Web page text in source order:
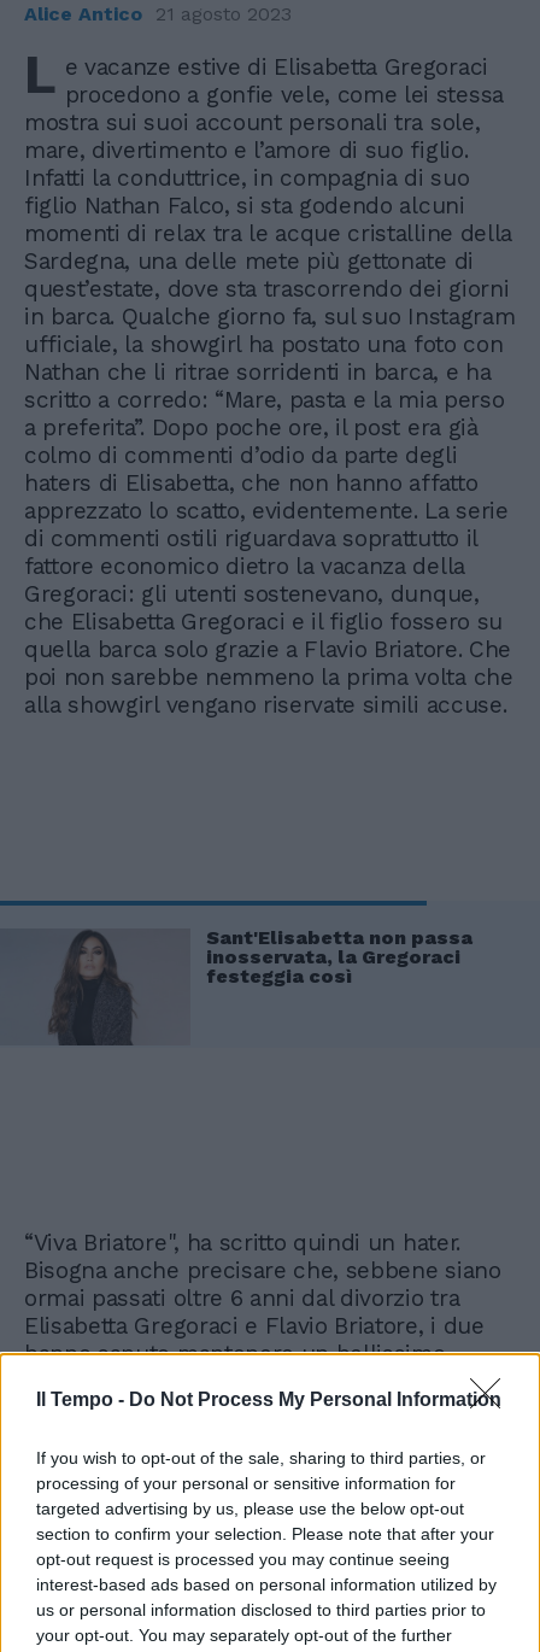
Il Tempo - Do Not Process My Personal Information
If you wish to opt-out of the sale, sharing to third parties, or
processing of your personal or sensitive information for
targeted advertising by us, please use the below opt-out
section to confirm your selection. Please note that after your
opt-out request is processed you may continue seeing
interest-based ads based on personal information utilized by
us or personal information disclosed to third parties prior to
your opt-out. You may separately opt-out of the further
Alice Antico 21 agosto 2023
L e vacanze estive di Elisabetta Gregoraci
procedono a gonfie vele, come lei stessa
mostra sui suoi account personali tra sole,
mare, divertimento e l’amore di suo figlio.
Infatti la conduttrice, in compagnia di suo
figlio Nathan Falco, si sta godendo alcuni
momenti di relax tra le acque cristalline della
Sardegna, una delle mete più gettonate di
quest’estate, dove sta trascorrendo dei giorni
in barca. Qualche giorno fa, sul suo Instagram
ufficiale, la showgirl ha postato una foto con
Nathan che li ritrae sorridenti in barca, e ha
scritto a corredo: “Mare, pasta e la mia perso
a preferita”. Dopo poche ore, il post era già
colmo di commenti d’odio da parte degli
haters di Elisabetta, che non hanno affatto
apprezzato lo scatto, evidentemente. La serie
di commenti ostili riguardava soprattutto il
fattore economico dietro la vacanza della
Gregoraci: gli utenti sostenevano, dunque,
che Elisabetta Gregoraci e il figlio fossero su
quella barca solo grazie a Flavio Briatore. Che
poi non sarebbe nemmeno la prima volta che
alla showgirl vengano riservate simili accuse.
Sant'Elisabetta non passa
inosservata, la Gregoraci
festeggia così
“Viva Briatore", ha scritto quindi un hater.
Bisogna anche precisare che, sebbene siano
ormai passati oltre 6 anni dal divorzio tra
Elisabetta Gregoraci e Flavio Briatore, i due
hanno saputo mantenere un bellissimo
rapporto pacifico che ruota intorno a Nathan
Falco, la loro priorità. Ciononostante, gli
negativa dei fatti e scagliarsi contro
Elisabetta. Lei, però, questa volta, non ci ha
pensato due volte a rispondere a tono. Così,
all’utente che le ha commentato: “Deve
campare cento anni Briatore. Te ne vedi
bene”, lei ha risposto: “Anche duecento è il
papà di mio figlio. Fenomeno».